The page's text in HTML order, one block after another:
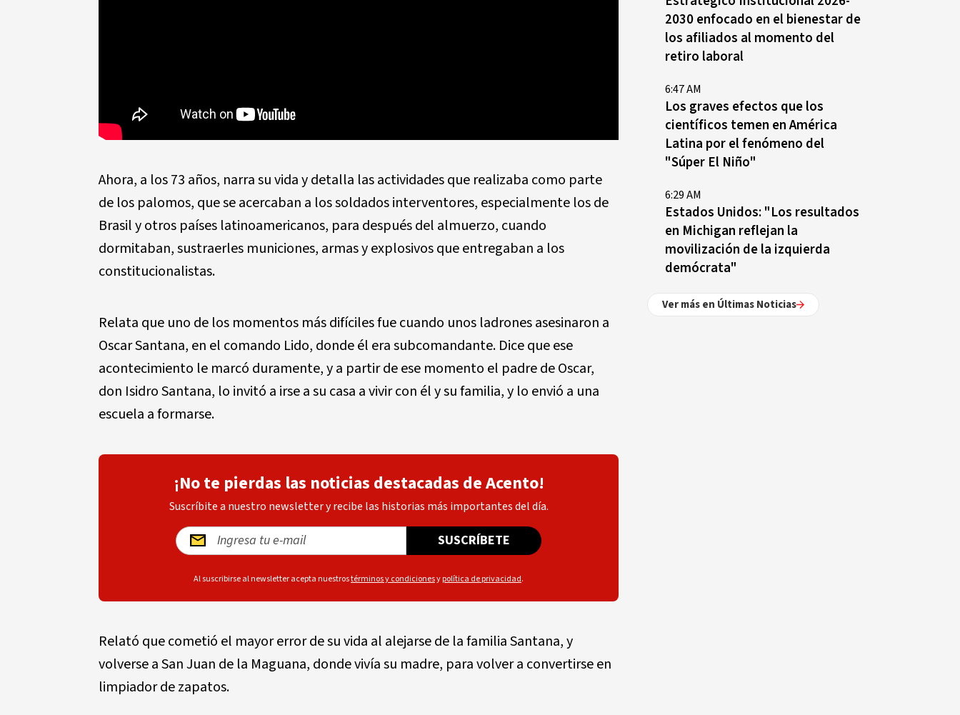
Ahora, a los 73 años, narra su vida y detalla las actividades que realizaba como parte
de los palomos, que se acercaban a los soldados interventores, especialmente los de
Brasil y otros países latinoamericanos, para después del almuerzo, cuando
dormitaban, sustraerles municiones, armas y explosivos que entregaban a los
constitucionalistas.
Relata que uno de los momentos más difíciles fue cuando unos ladrones asesinaron a
Oscar Santana, en el comando Lido, donde él era subcomandante. Dice que ese
acontecimiento le marcó duramente, y a partir de ese momento el padre de Oscar,
don Isidro Santana, lo invitó a irse a su casa a vivir con él y su familia, y lo envió a una
escuela a formarse.
¡No te pierdas las noticias destacadas de Acento!
Suscríbite a nuestro newsletter y recibe las historias más importantes del día.
SUSCRÍBETE
Al suscribirse al newsletter acepta nuestrostérminos y condicionesypolítica de privacidad.
Relató que cometió el mayor error de su vida al alejarse de la familia Santana, y
volverse a San Juan de la Maguana, donde vivía su madre, para volver a convertirse en
limpiador de zapatos.
2030 enfocado en el bienestar de
los afiliados al momento del
retiro laboral
6:47 AM
Los graves efectos que los
científicos temen en América
Latina por el fenómeno del
"Súper El Niño"
6:29 AM
Estados Unidos: "Los resultados
en Michigan reflejan la
movilización de la izquierda
demócrata"
Ver más en Últimas Noticias